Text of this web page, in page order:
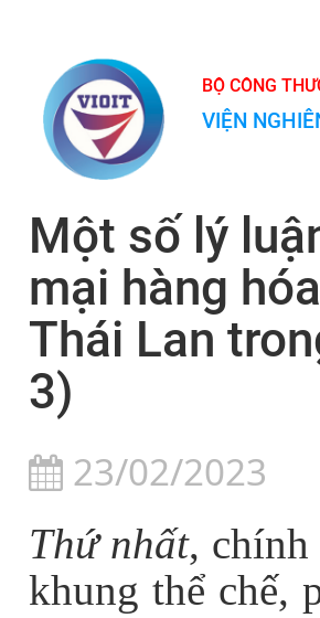
BỘ CÔNG
VIỆN
Một số lý
mại hàng
Thái Lan
3)
23/02/2023
Thứ nhất, chính
khung thể chế,